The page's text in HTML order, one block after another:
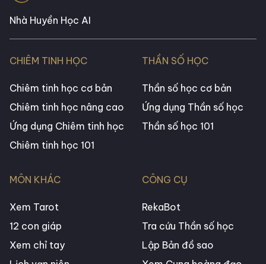
Nhà Huyền Học AI
CHIÊM TINH HỌC
Chiêm tinh học cơ bản
Chiêm tinh học nâng cao
Ứng dụng Chiêm tinh học
Chiêm tinh học 101
THẦN SỐ HỌC
Thần số học cơ bản
Ứng dụng Thần số học
Thần số học 101
MÔN KHÁC
Xem Tarot
12 con giáp
Xem chỉ tay
CÔNG CỤ
RekaBot
Tra cứu Thần số học
Lập Bản đồ sao